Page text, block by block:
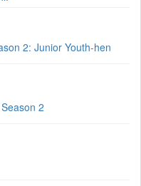
2: Junior Youth-hen
2